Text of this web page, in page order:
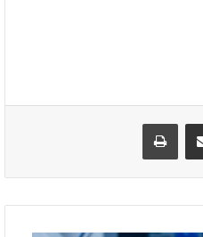
مشاركة عبر البريد طباعة